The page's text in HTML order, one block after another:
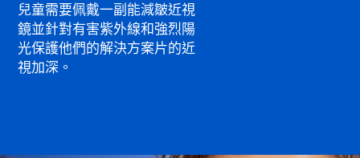
兒童需要佩戴一副能減皺近視
鏡並針對有害紫外線和強烈陽
光保護他們的解決方案片的近
視加深。